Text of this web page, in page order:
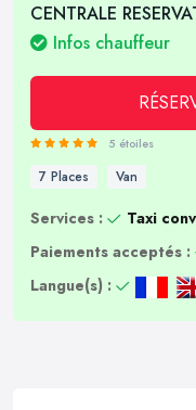
CENTRALE
Infos chauffeur
5 étoiles
7 Places Van
Services :
Taxi
Paiements acceptés :
Langue(s) :